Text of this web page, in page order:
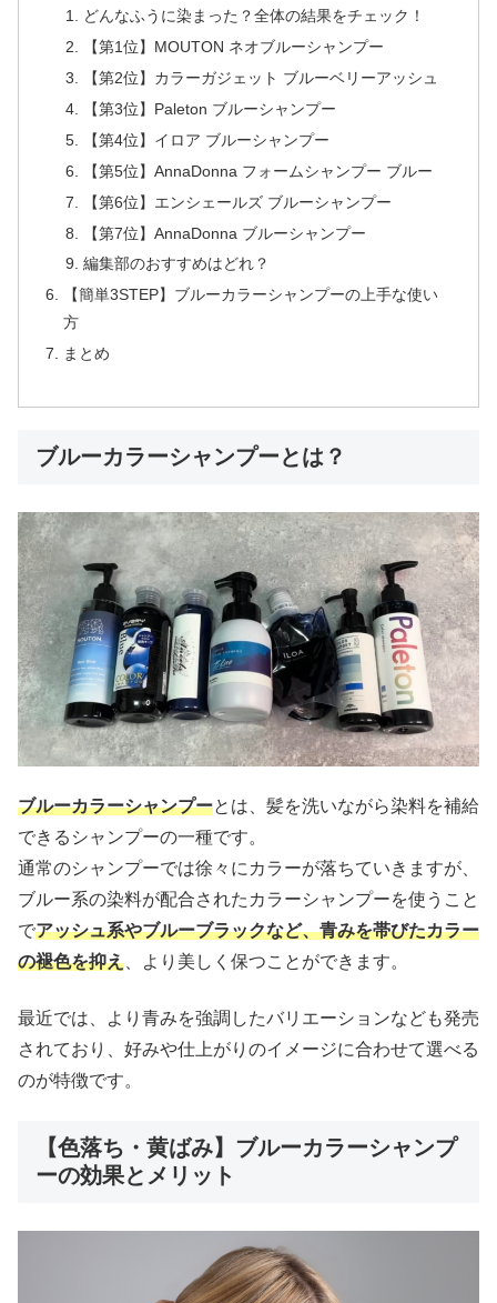
どんなふうに染まった？全体の結果をチェック！
【第1位】MOUTON ネオブルーシャンプー
【第2位】カラーガジェット ブルーベリーアッシュ
【第3位】Paleton ブルーシャンプー
【第4位】イロア ブルーシャンプー
【第5位】AnnaDonna フォームシャンプー ブルー
【第6位】エンシェールズ ブルーシャンプー
【第7位】AnnaDonna ブルーシャンプー
編集部のおすすめはどれ？
【簡単3STEP】ブルーカラーシャンプーの上手な使い
方
まとめ
ブルーカラーシャンプーとは？
ブルーカラーシャンプーとは、髪を洗いながら染料を補給
できるシャンプーの一種です。
通常のシャンプーでは徐々にカラーが落ちていきますが、
ブルー系の染料が配合されたカラーシャンプーを使うこと
でアッシュ系やブルーブラックなど、青みを帯びたカラー
の褪色を抑え 、より美しく保つことができます。
最近では、より青みを強調したバリエーションなども発売
されており、好みや仕上がりのイメージに合わせて選べる
のが特徴です。
【色落ち・黄ばみ】ブルーカラーシャンプ
ーの効果とメリット